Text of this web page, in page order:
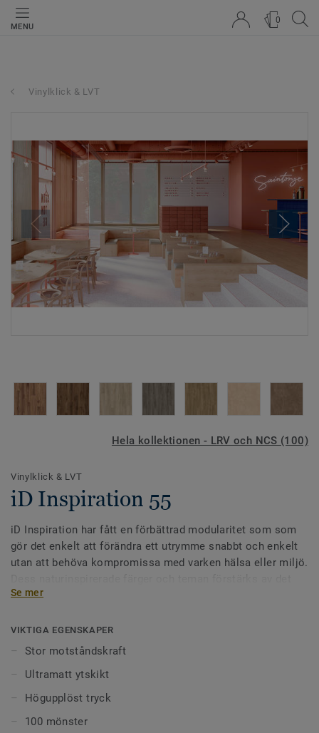
MENU
0
Vinylklick & LVT
Hela kollektionen - LRV och NCS (100)
Vinylklick & LVT
iD Inspiration 55
iD Inspiration har fått en förbättrad modularitet som som
gör det enkelt att förändra ett utrymme snabbt och enkelt
utan att behöva kompromissa med varken hälsa eller miljö.
högupplösta trycket och ger dig möjligheten att få ett
Inspiration 55 är avsett för kommersiella miljöer med
måttlig till hög trafik.
Se mer
VIKTIGA EGENSKAPER
Stor motståndskraft
Ultramatt ytskikt
Högupplöst tryck
100 mönster